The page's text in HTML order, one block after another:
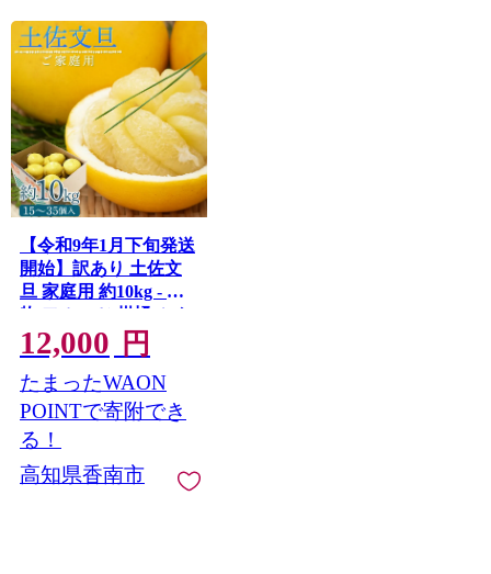
【令和9年1月下旬発送
開始】訳あり 土佐文
旦 家庭用 約10kg - 果
物 フルーツ 柑橘 ぶん
たん ブンタン 訳アリ
キズ 特産品 送料無料
高知県農業協同組合
JA くだもの ざぼん ザ
ボン ボンタン さわや
か デザート スイーツ
フレッシュ おやつ 癖
12,000 円
たまったWAON
POINTで寄附でき
る！
高知県香南市